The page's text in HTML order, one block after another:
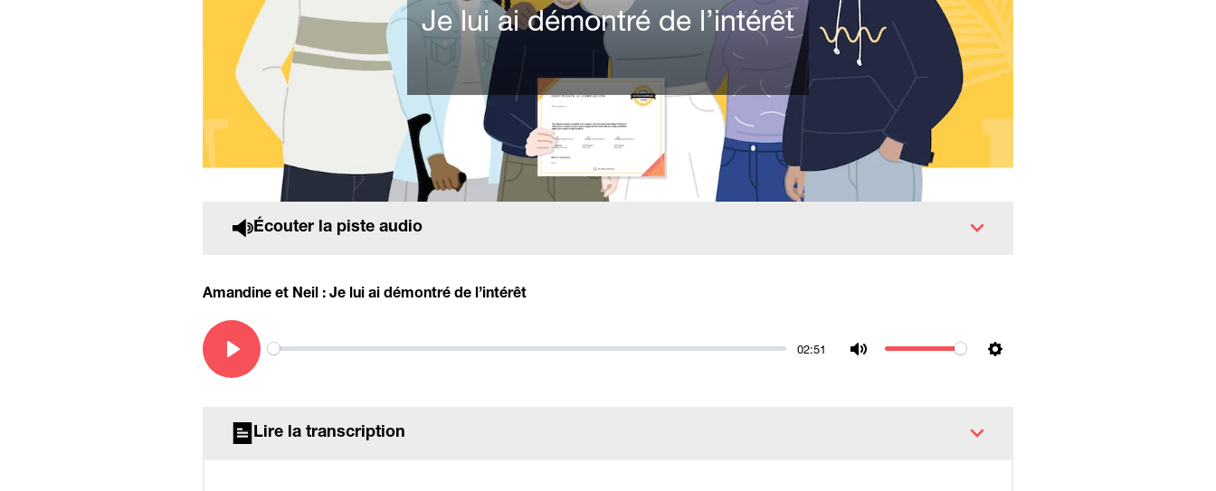
Je lui ai démontré de l’intérêt
Écouter la piste audio
Amandine et Neil : Je lui ai démontré de l’intérêt
Play
02:51
Lire la transcription